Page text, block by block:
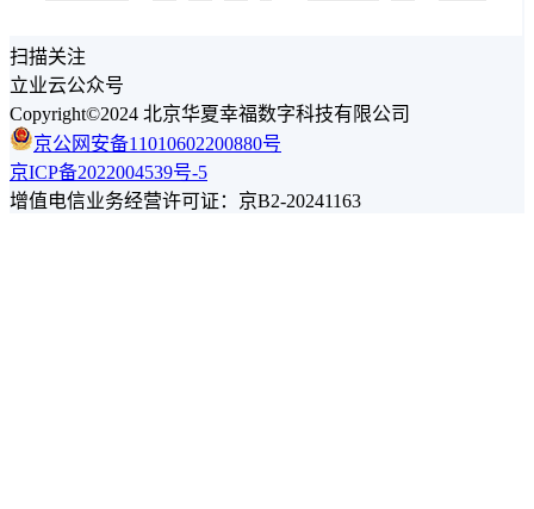
扫描关注
立业云公众号
Copyright©2024 北京华夏幸福数字科技有限公司
京公网安备11010602200880号
京ICP备2022004539号-5
增值电信业务经营许可证：京B2-20241163